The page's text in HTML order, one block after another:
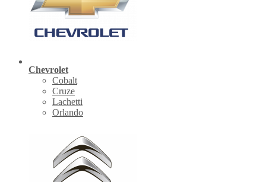
Chevrolet
Cobalt
Cruze
Lachetti
Orlando